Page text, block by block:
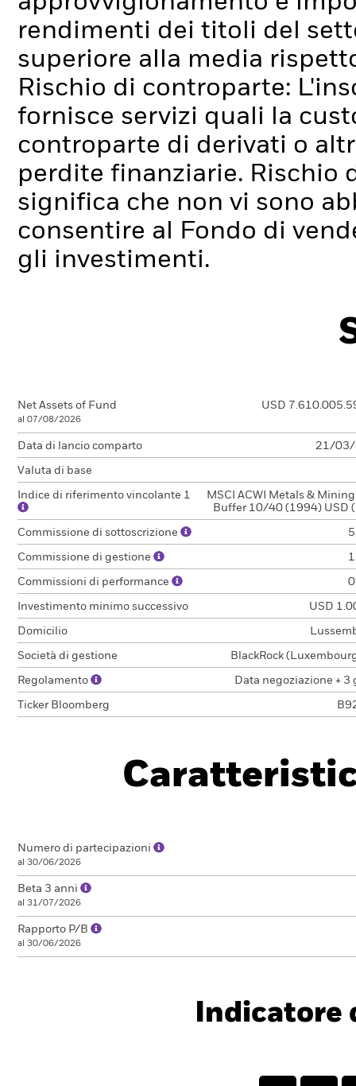
rendimenti dei titoli del
superiore alla media
Rischio di controparte:
fornisce servizi quali la
controparte di derivati o
perdite finanziarie. Rischio
significa che non vi sono
consentire al Fondo di
gli investimenti.
Net Assets of Fund
al 07/08/2026
USD
Data di lancio comparto 21/03/
Valuta di base
Indice di riferimento vincolante 1
MSCI ACWI Metals &
Buffer 10/40 (1994) USD
Commissione di sottoscrizione
Commissione di gestione
Commissioni di performance
Investimento minimo successivo USD
Domicilio
Società di gestione BlackRock
Regolamento Data negoziazione + 3
Ticker Bloomberg
Numero di partecipazioni
al 30/06/2026
Beta 3 anni
al 31/07/2026
Rapporto P/B
al 30/06/2026
Indicatore